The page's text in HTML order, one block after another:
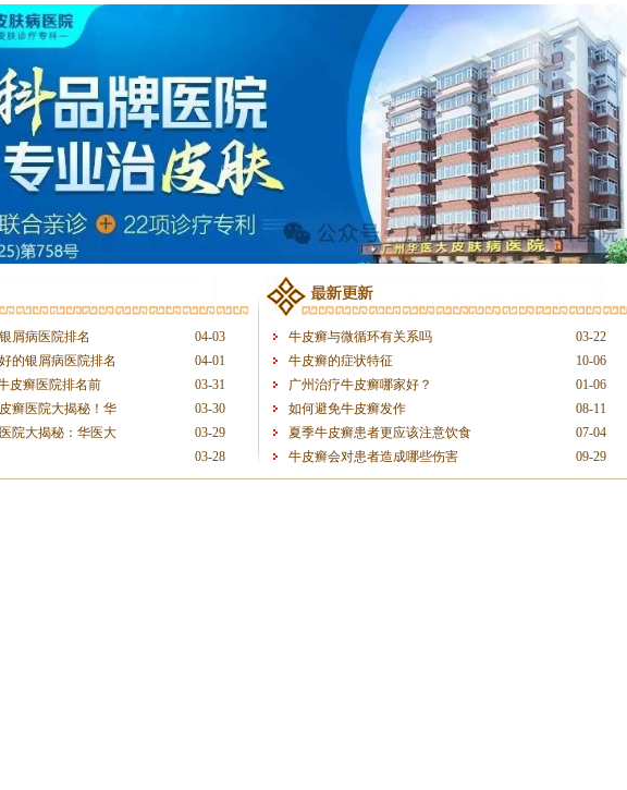
04-03
屑病医院排名
04-01
的银屑病医院排名
03-31
皮癣医院排名前
03-30
癣医院大揭秘！华
03-29
院大揭秘：华医大
03-28
03-22
牛皮癣与微循环有关系吗
10-06
牛皮癣的症状特征
01-06
广州治疗牛皮癣哪家好？
08-11
如何避免牛皮癣发作
07-04
夏季牛皮癣患者更应该注意饮食
09-29
牛皮癣会对患者造成哪些伤害